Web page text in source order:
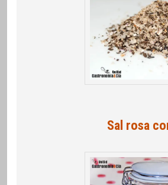
Sal rosa